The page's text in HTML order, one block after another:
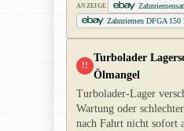
ANZEIGE
Zahnriemen DFGA 150
!!
Turbolader
Ölmangel
Turbolader-Lager
Wartung oder
nach Fahrt nicht sofort